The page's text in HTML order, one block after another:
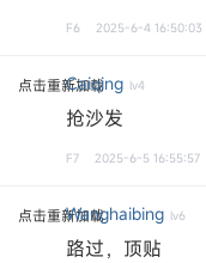
F6 2025-6-4 16:50:03
点击重新加载
Caiqing lv4
抢沙发
F7 2025-6-5 16:55:57
点击重新加载Wanghaibing lv6
路过，顶贴